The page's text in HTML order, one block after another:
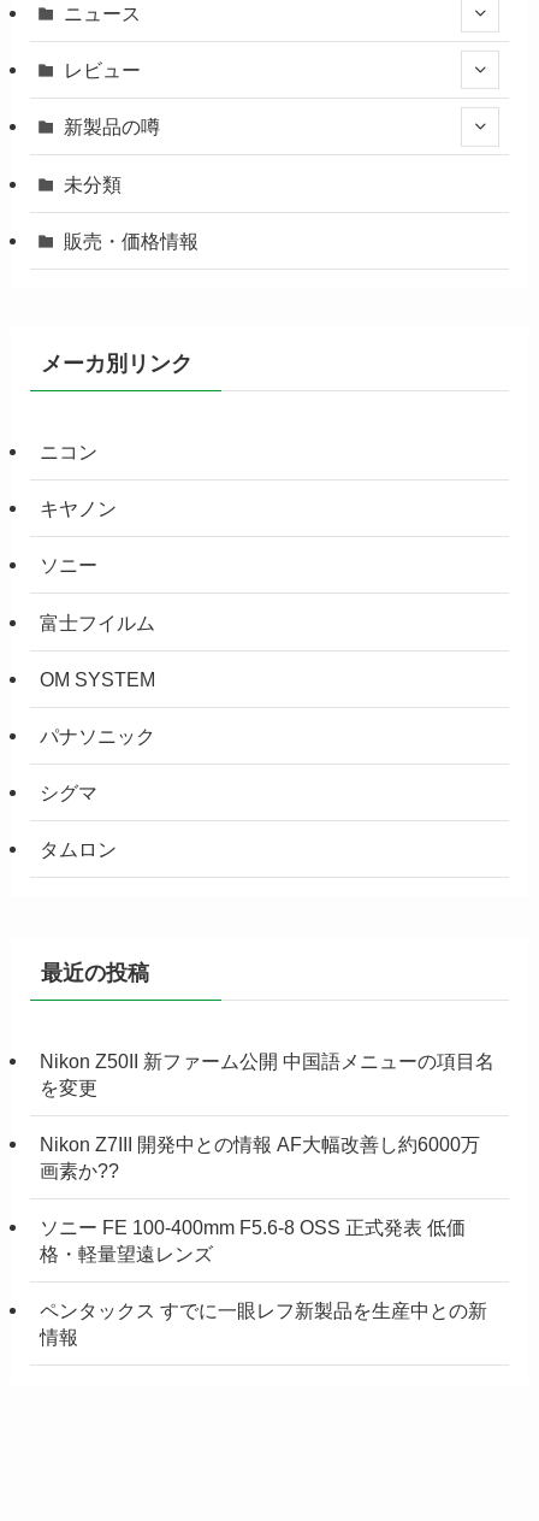
ニュース
レビュー
新製品の噂
未分類
販売・価格情報
メーカ別リンク
ニコン
キヤノン
ソニー
富士フイルム
OM SYSTEM
パナソニック
シグマ
タムロン
最近の投稿
Nikon Z50II 新ファーム公開 中国語メニューの項目名
を変更
Nikon Z7III 開発中との情報 AF大幅改善し約6000万
画素か??
ソニー FE 100-400mm F5.6-8 OSS 正式発表 低価
格・軽量望遠レンズ
ペンタックス すでに一眼レフ新製品を生産中との新
情報